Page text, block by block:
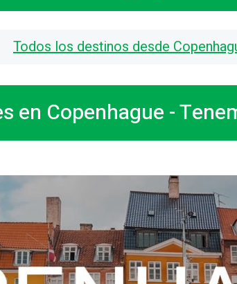
Todos los destinos desde
en Copenhague -